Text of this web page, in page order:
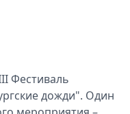
Фестиваль
дожди". Один